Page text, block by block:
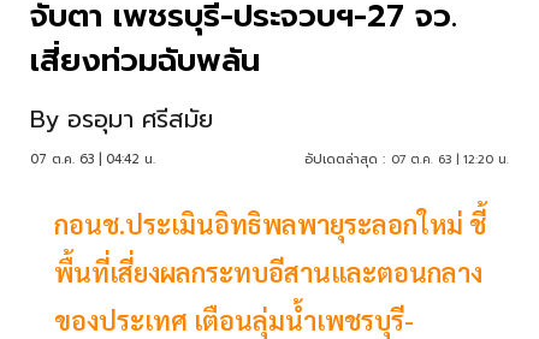
จับตา เพชรบุรี-ประจวบฯ-27 จว.
เสี่ยงท่วมฉับพลัน
By อรอุมา ศรีสมัย
07 ต.ค. 63 | 04:42 น. อัปเดตล่าสุด : 07 ต.ค. 63 | 12:20 น.
กอนช.ประเมินอิทธิพลพายุระลอกใหม่ ชี้
พื้นที่เสี่ยงผลกระทบอีสานและตอนกลาง
ของประเทศ เตือนลุ่มน้ำเพชรบุรี-